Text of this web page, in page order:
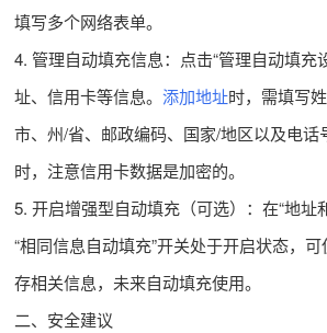
填写多个网络表单。
4. 管理自动填充信息：点击“管理自动填充
址、信用卡等信息。 添加地址时，需填写
市、州/省、邮政编码、国家/地区以及电话
时，注意信用卡数据是加密的。
5. 开启增强型自动填充（可选）：在“地址
“相同信息自动填充”开关处于开启状态，
存相关信息，未来自动填充使用。
二、安全建议